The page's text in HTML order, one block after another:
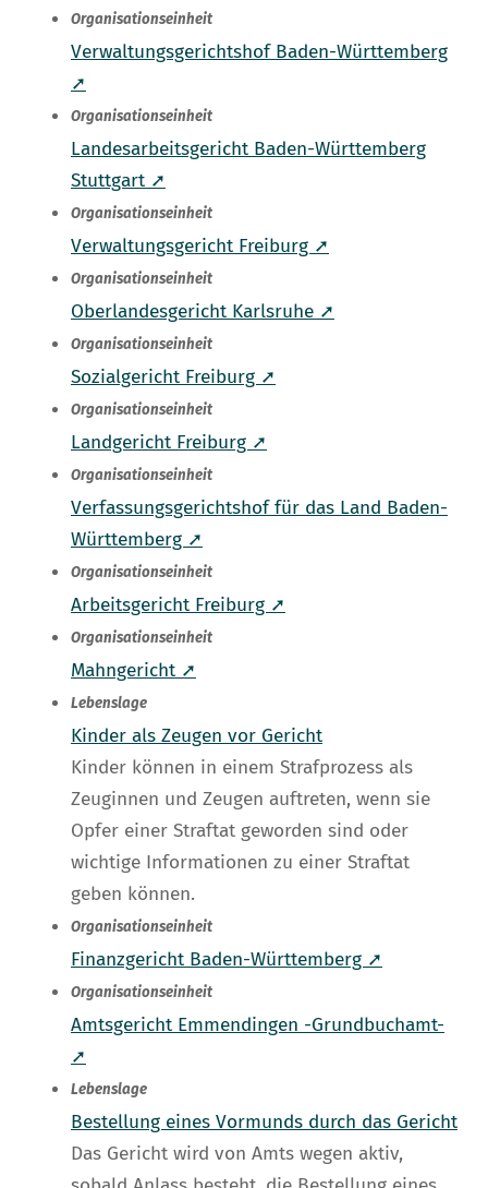
Organisationseinheit
Verwaltungsgerichtshof Baden-Württemberg
➚
Organisationseinheit
Landesarbeitsgericht Baden-Württemberg
Stuttgart ➚
Organisationseinheit
Verwaltungsgericht Freiburg ➚
Organisationseinheit
Oberlandesgericht Karlsruhe ➚
Organisationseinheit
Sozialgericht Freiburg ➚
Organisationseinheit
Landgericht Freiburg ➚
Organisationseinheit
Verfassungsgerichtshof für das Land Baden-
Württemberg ➚
Organisationseinheit
Arbeitsgericht Freiburg ➚
Organisationseinheit
Mahngericht ➚
Lebenslage
Kinder als Zeugen vor Gericht
Kinder können in einem Strafprozess als
Zeuginnen und Zeugen auftreten, wenn sie
Opfer einer Straftat geworden sind oder
wichtige Informationen zu einer Straftat
geben können.
Organisationseinheit
Finanzgericht Baden-Württemberg ➚
Organisationseinheit
Amtsgericht Emmendingen -Grundbuchamt-
➚
Lebenslage
Bestellung eines Vormunds durch das Gericht
Das Gericht wird von Amts wegen aktiv,